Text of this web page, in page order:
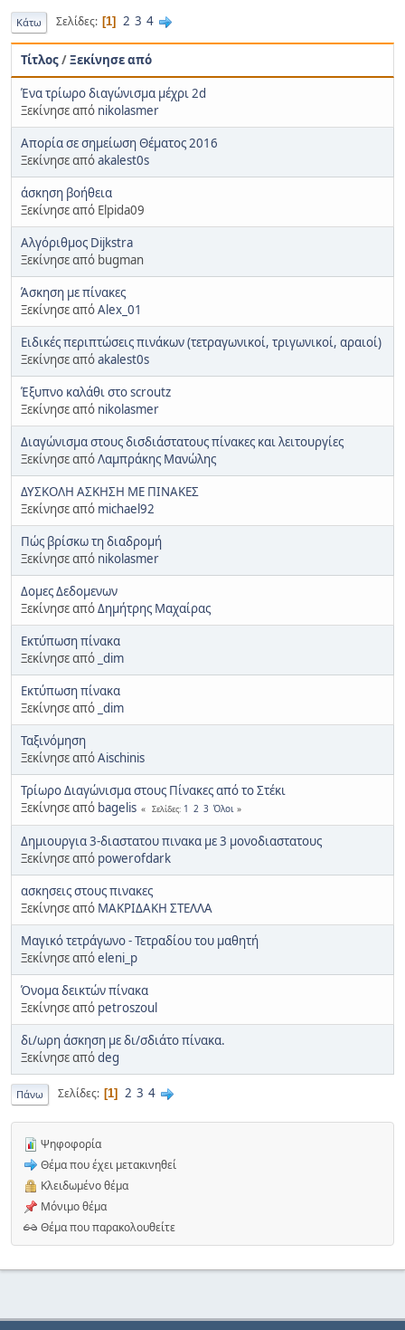
Κάτω Σελίδες 1 2 3 4
Τίτλος/Ξεκίνησε από
Ένα τρίωρο διαγώνισμα μέχρι 2d
Ξεκίνησε από nikolasmer
Απορία σε σημείωση Θέματος 2016
Ξεκίνησε απόakalest0s
άσκηση βοήθεια
Ξεκίνησε από Elpida09
Αλγόριθμος Dijkstra
Ξεκίνησε από bugman
Άσκηση με πίνακες
Ξεκίνησε απόAlex_01
Ειδικές περιπτώσεις πινάκων (τετραγωνικοί, τριγωνικοί, αραιοί)
Ξεκίνησε απόakalest0s
Έξυπνο καλάθι στο scroutz
Ξεκίνησε από nikolasmer
Διαγώνισμα στους δισδιάστατους πίνακες και λειτουργίες
Ξεκίνησε απόΛαμπράκης Μανώλης
ΔΥΣΚΟΛΗ ΑΣΚΗΣΗ ΜΕ ΠΙΝΑΚΕΣ
Ξεκίνησε από michael92
Πώς βρίσκω τη διαδρομή
Ξεκίνησε από nikolasmer
Δομες Δεδομενων
Ξεκίνησε απόΔημήτρης Μαχαίρας
Εκτύπωση πίνακα
Ξεκίνησε από _dim
Εκτύπωση πίνακα
Ξεκίνησε από _dim
Ταξινόμηση
Ξεκίνησε απόAischinis
Τρίωρο Διαγώνισμα στους Πίνακες από το Στέκι
Ξεκίνησε από bagelis Σελίδες 1 2 3 Όλοι
Δημιουργια 3-διαστατου πινακα με 3 μονοδιαστατους
Ξεκίνησε από powerofdark
ασκησεις στους πινακες
Ξεκίνησε από ΜΑΚΡΙΔΑΚΗ ΣΤΕΛΛΑ
Μαγικό τετράγωνο - Τετραδίου του μαθητή
Ξεκίνησε απόeleni_p
Όνομα δεικτών πίνακα
Ξεκίνησε από petroszoul
δι/ωρη άσκηση με δι/σδιάτο πίνακα.
Ξεκίνησε απόdeg
Πάνω Σελίδες 1 2 3 4
Ψηφοφορία
Θέμα που έχει μετακινηθεί
Κλειδωμένο θέμα
Μόνιμο θέμα
Θέμα που παρακολουθείτε